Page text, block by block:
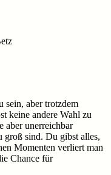
sein, aber trotzdem
keine andere Wahl zu
aber unerreichbar
groß sind. Du gibst alles,
Momenten verliert man
Chance für